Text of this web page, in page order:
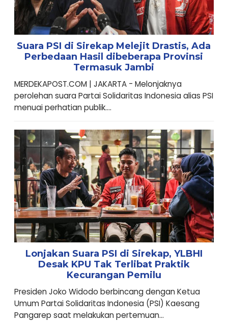
Suara PSI di Sirekap Melejit Drastis, Ada
Perbedaan Hasil dibeberapa Provinsi
Termasuk Jambi
MERDEKAPOST.COM | JAKARTA - Melonjaknya
perolehan suara Partai Solidaritas Indonesia alias PSI
menuai perhatian publik....
Lonjakan Suara PSI di Sirekap, YLBHI
Desak KPU Tak Terlibat Praktik
Kecurangan Pemilu
Presiden Joko Widodo berbincang dengan Ketua
Umum Partai Solidaritas Indonesia (PSI) Kaesang
Pangarep saat melakukan pertemuan...